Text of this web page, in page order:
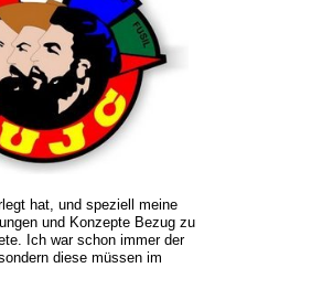
hat, und speziell meine
und Konzepte Bezug zu
Ich war schon immer der
diese müssen im